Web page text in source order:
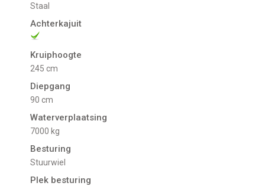
Staal
Achterkajuit
Kruiphoogte
245 cm
Diepgang
90 cm
Waterverplaatsing
7000 kg
Besturing
Stuurwiel
Plek besturing